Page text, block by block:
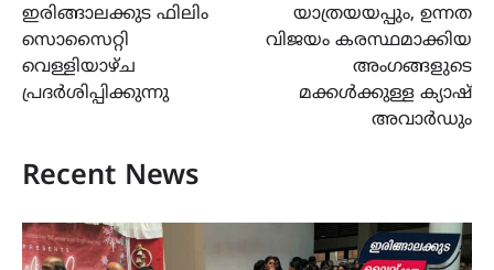
ഇരിങ്ങാലക്കുട ഫിലിം
സൊസൈറ്റി
വെള്ളിയാഴ്ച
പ്രദർശിപ്പിക്കുന്നു
യാത്രയയപ്പും, ഉന്നത
വിജയം കരസ്ഥമാക്കിയ
അംഗങ്ങളുടെ
മക്കൾക്കുള്ള ക്യാഷ്
അവാർഡും
Recent News